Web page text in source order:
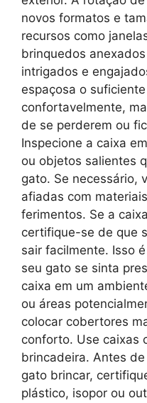
novos formatos e
recursos como
brinquedos
intrigados e
espaçosa o
confortavelmente,
de se perderem ou
Inspecione a caixa
ou objetos salientes
gato. Se necessário,
afiadas com
ferimentos. Se a
certifique-se de que
sair facilmente. Isso
seu gato se sinta
caixa em um
ou áreas
colocar cobertores
conforto. Use caixas
brincadeira. Antes
gato brincar,
plástico, isopor ou